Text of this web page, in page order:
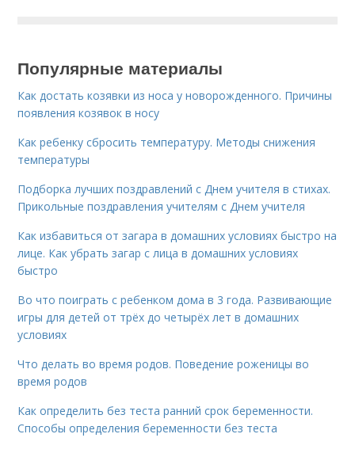
Популярные материалы
Как достать козявки из носа у новорожденного. Причины
появления козявок в носу
Как ребенку сбросить температуру. Методы снижения
температуры
Подборка лучших поздравлений с Днем учителя в стихах.
Прикольные поздравления учителям с Днем учителя
Как избавиться от загара в домашних условиях быстро на
лице. Как убрать загар с лица в домашних условиях
быстро
Во что поиграть с ребенком дома в 3 года. Развивающие
игры для детей от трёх до четырёх лет в домашних
условиях
Что делать во время родов. Поведение роженицы во
время родов
Как определить без теста ранний срок беременности.
Способы определения беременности без теста